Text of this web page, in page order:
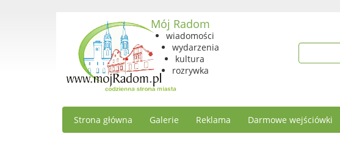
Mój Radom
wiadomości
wydarzenia
kultura
rozrywka
Strona główna Galerie Reklama Darmowe wejściówki